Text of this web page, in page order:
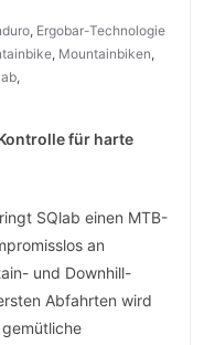
, Ergobar-Technologie
, Mountainbiken,
,
für harte
SQlab einen MTB-
an
und Downhill-
Abfahrten wird